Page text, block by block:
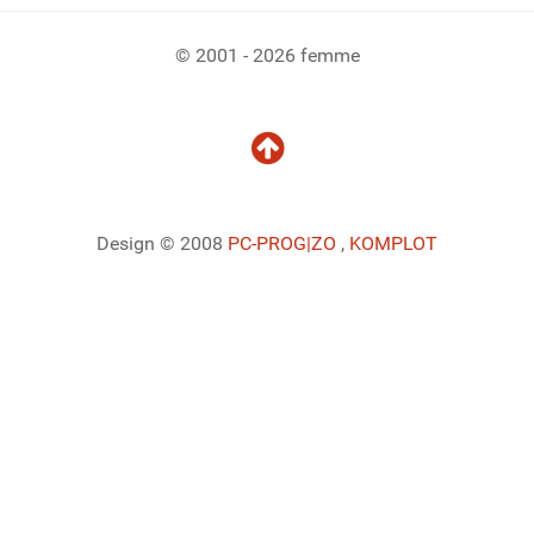
© 2001 - 2026 femme
Design © 2008 PC-PROG|ZO , KOMPLOT